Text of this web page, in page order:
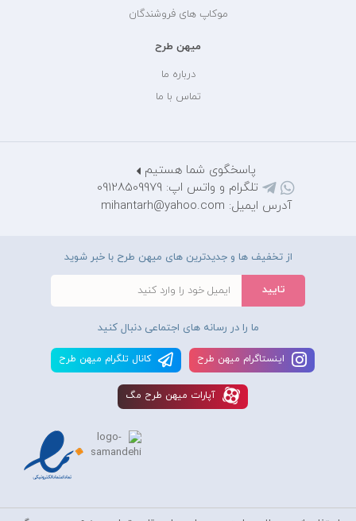
موکاپ های فروشندگان
میهن طرح
درباره ما
تماس با ما
پاسخگوی شما هستیم
تلگرام و واتس اپ: 09128509979
آدرس ایمیل: mihantarh@yahoo.com
از تخفیف ها و جدیدترین های میهن طرح با خبر شوید
ما را در رسانه های اجتماعی دنبال کنید
اينستاگرام ميهن طرح کانال تلگرام ميهن طرح
آپارات ميهن طرح مگ